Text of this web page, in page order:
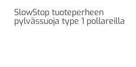
SlowStop tuoteperheen
pylvässuoja type 1 pollareilla